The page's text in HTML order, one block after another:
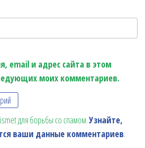
email и адрес сайта в этом
моих комментариев.
для борьбы со спамом.Узнайте,
ваши данные комментариев.